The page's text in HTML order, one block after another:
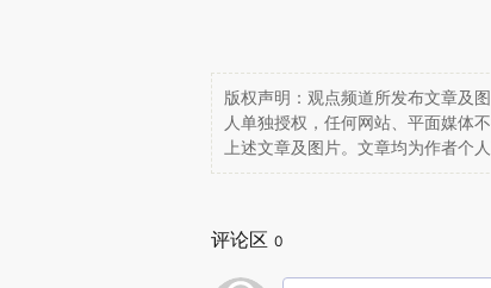
版权声明：观点频道所发布文章及
人单独授权，任何网站、平面媒体
上述文章及图片。文章均为作者个
评论区 0